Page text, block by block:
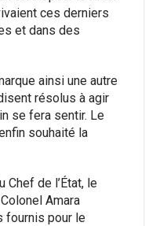
ces derniers
et dans des
ainsi une autre
résolus à agir
se fera sentir. Le
souhaité la
Chef de l’État, le
Amara
fournis pour le